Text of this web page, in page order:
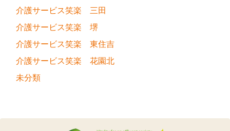
介護サービス笑楽 三田
介護サービス笑楽 堺
介護サービス笑楽 東住吉
介護サービス笑楽 花園北
未分類